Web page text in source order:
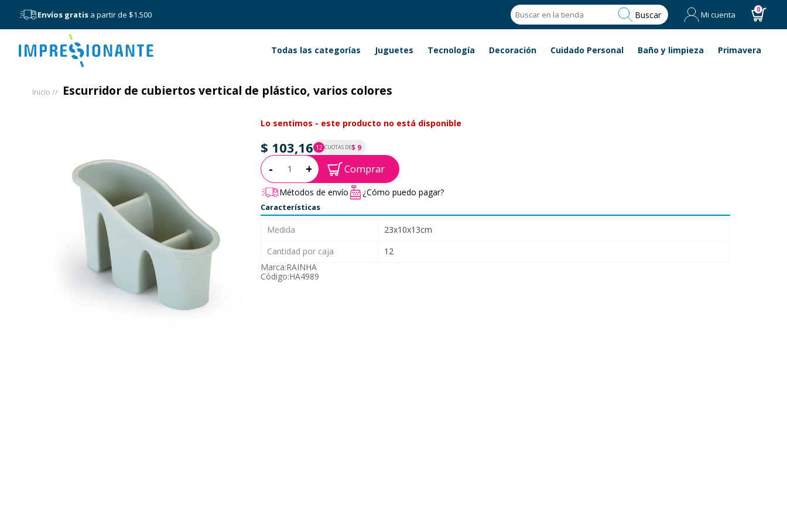
Envíos gratis a partir de $1.500 Buscar Mi cuenta 0
Menú Todas las categorías Juguetes Tecnología Decoración Cuidado Personal Baño y limpieza Primavera
Inicio // Escurridor de cubiertos vertical de plástico, varios colores
Lo sentimos - este producto no está disponible
$ 103,16 12 CUOTAS DE$ 9
P.T.F. $ 103
Cantidad:
- + Comprar
Métodos de envío ¿Cómo puedo pagar?
Características
Medida
23x10x13cm
Cantidad por caja
12
Marca:RAINHA
Código:HA4989